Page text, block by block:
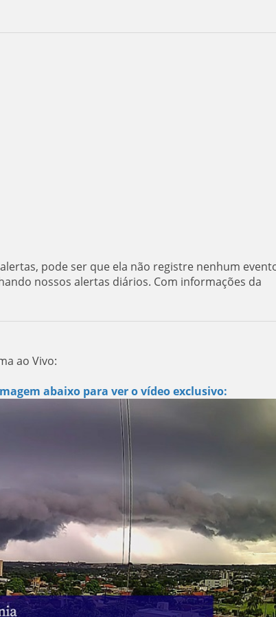
pode ser que ela não registre nenhum
nossos alertas diários. Com informações da
ao Vivo:
abaixo para ver o vídeo exclusivo: